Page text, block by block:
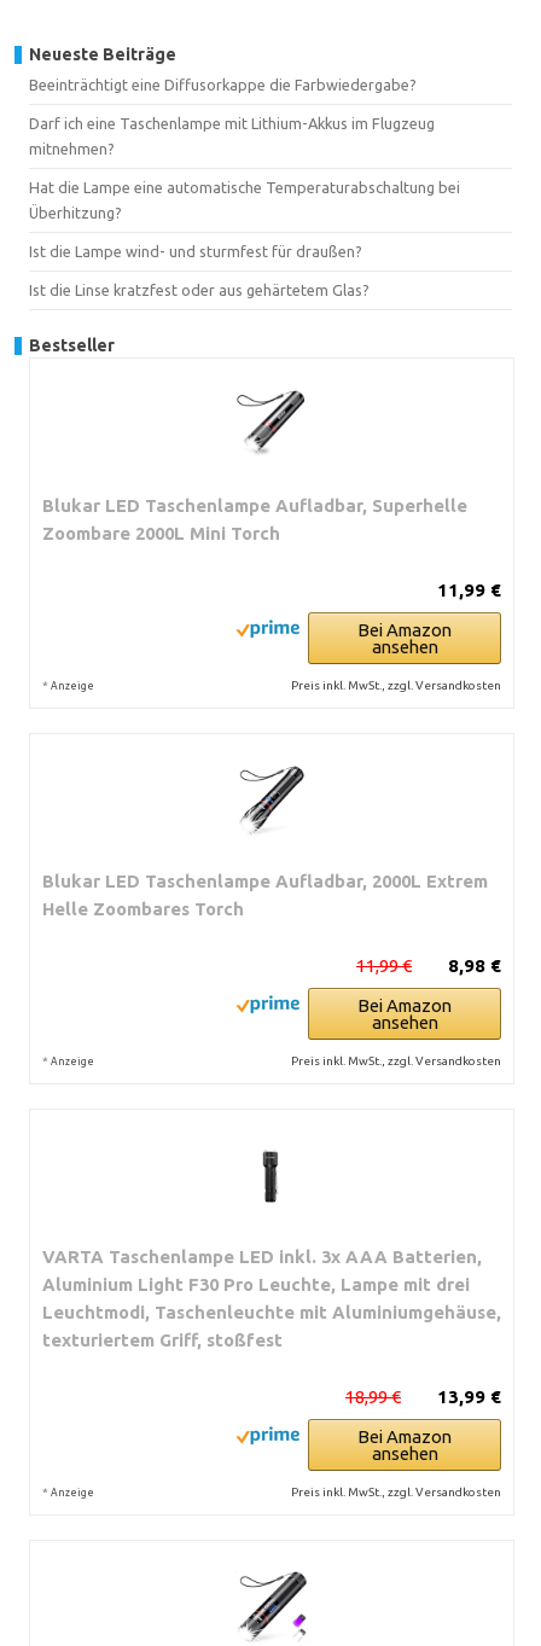
Neueste Beiträge
Beeinträchtigt eine Diffusorkappe die Farbwiedergabe?
Darf ich eine Taschenlampe mit Lithium-Akkus im Flugzeug
mitnehmen?
Hat die Lampe eine automatische Temperaturabschaltung bei
Überhitzung?
Ist die Lampe wind- und sturmfest für draußen?
Ist die Linse kratzfest oder aus gehärtetem Glas?
Bestseller
Blukar LED Taschenlampe Aufladbar, Superhelle
Zoombare 2000L Mini Torch
11,99 €
Bei Amazon
ansehen
* Anzeige Preis inkl. MwSt., zzgl. Versandkosten
Blukar LED Taschenlampe Aufladbar, 2000L Extrem
Helle Zoombares Torch
8,98 €
11,99 €
Bei Amazon
ansehen
* Anzeige Preis inkl. MwSt., zzgl. Versandkosten
VARTA Taschenlampe LED inkl. 3x AAA Batterien,
Aluminium Light F30 Pro Leuchte, Lampe mit drei
Leuchtmodi, Taschenleuchte mit Aluminiumgehäuse,
texturiertem Griff, stoßfest
13,99 €
18,99 €
Bei Amazon
ansehen
* Anzeige Preis inkl. MwSt., zzgl. Versandkosten